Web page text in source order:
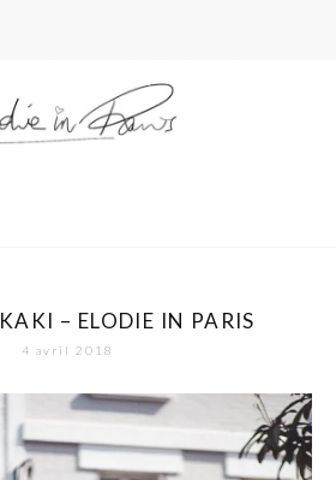
– ELODIE IN PARIS
4 avril 2018